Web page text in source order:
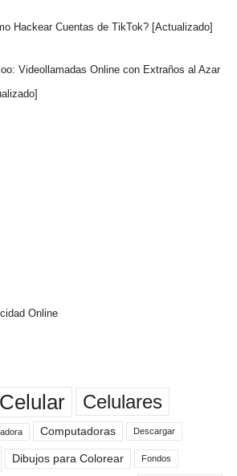
Hackear Cuentas de TikTok? [Actualizado]
Videollamadas Online con Extraños al Azar
Online
Celular Celulares
Computadoras Descargar
Dibujos para Colorear Fondos